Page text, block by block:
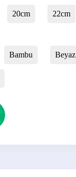
20cm 22cm
Bambu Beyaz